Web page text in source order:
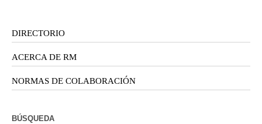
DIRECTORIO
ACERCA DE RM
NORMAS DE COLABORACIÓN
BÚSQUEDA